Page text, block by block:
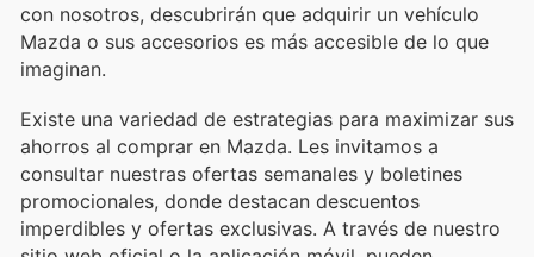
con nosotros, descubrirán que adquirir un vehículo
Mazda o sus accesorios es más accesible de lo que
imaginan.
Existe una variedad de estrategias para maximizar sus
ahorros al comprar en Mazda. Les invitamos a
consultar nuestras ofertas semanales y boletines
promocionales, donde destacan descuentos
imperdibles y ofertas exclusivas. A través de nuestro